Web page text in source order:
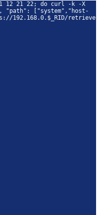
12 21 22; do curl -k -X
"path": ["system","host-
192.168.0.$_RID/retrieve